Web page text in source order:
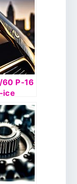
Р-16
ice
б/к